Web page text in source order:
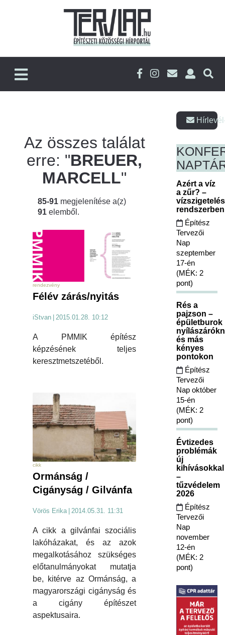
Az összes találat
erre: "BREUER,
MARCELL"
85-91 megjelenítése a(z)
91 elemből.
rendezvény
Félév zárás/nyitás
iStvan 2015.01.28. 10:12
A PMMIK építész
képzésének teljes
keresztmetszetéből.
cikk
Ormánság /
Cigányság / Gilvánfa
Vörös Erika 2014.05.31. 11:31
A cikk a gilvánfai szociális
lakóházakat, és az azok
megalkotásához szükséges
előtanulmányokat mutatja
be, kitérve az Ormánság, a
magyarországi cigányság és
a cigány építészet
aspektusaira.
Azért a víz
a zűr? –
Építész
Tervezői
Nap
szeptember
17-én
(MÉK: 2
pont)
Rés a
pajzson –
épületburok
és más
kényes
pontokon
Építész
Tervezői
Nap október
15-én
(MÉK: 2
pont)
Évtizedes
problémák
új
kihívásokkal
–
tűzvédelem
2026
Építész
Tervezői
Nap
november
12-én
(MÉK: 2
pont)